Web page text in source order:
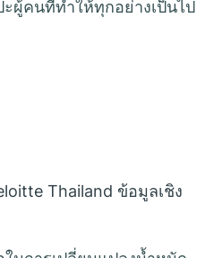
ผู้คนที่ทำให้ทุกอย่างเป็นไป
Thailand ข้อมูลเชิง